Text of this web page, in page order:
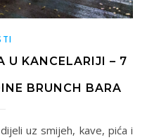
U KANCELARIJI – 7
BRUNCH BARA